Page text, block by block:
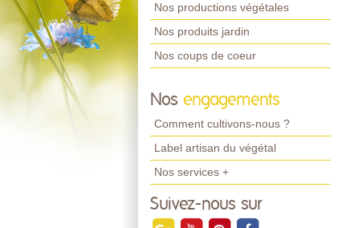
Nos productions végétales
Nos produits jardin
Nos coups de coeur
Nos engagements
Comment cultivons-nous ?
Label artisan du végétal
Nos services +
Suivez-nous sur